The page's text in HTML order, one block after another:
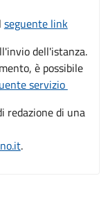
seguente link
dell'istanza.
è possibile
servizio
redazione di una
.